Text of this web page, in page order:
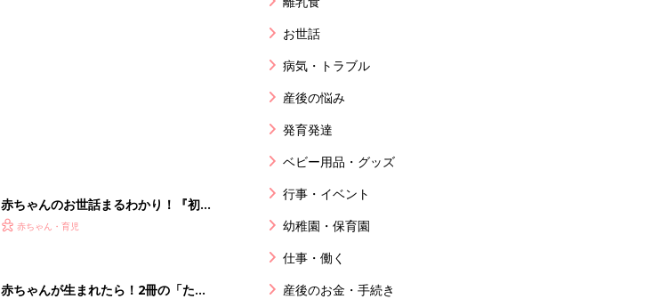
赤ちゃんのお世話まるわかり！『初め
てのひよこクラブ 夏号』〈巻頭大特
解決テク
赤ちゃん・育児
赤ちゃんが生まれたら！2冊の「たま
お世話
病気・トラブル
産後の悩み
発育発達
ベビー用品・グッズ
行事・イベント
幼稚園・保育園
仕事・働く
産後のお金・手続き